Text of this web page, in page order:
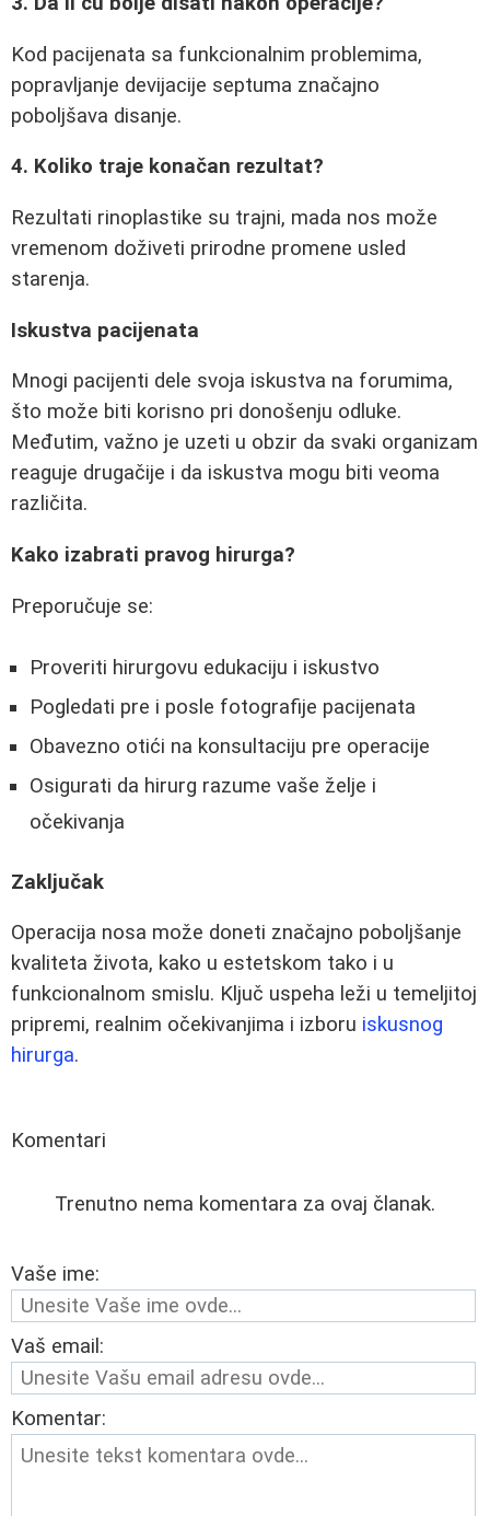
Kod pacijenata sa funkcionalnim problemima,
popravljanje devijacije septuma značajno
poboljšava disanje.
4. Koliko traje konačan rezultat?
Rezultati rinoplastike su trajni, mada nos može
vremenom doživeti prirodne promene usled
starenja.
Iskustva pacijenata
Mnogi pacijenti dele svoja iskustva na forumima,
što može biti korisno pri donošenju odluke.
Međutim, važno je uzeti u obzir da svaki organizam
reaguje drugačije i da iskustva mogu biti veoma
različita.
Kako izabrati pravog hirurga?
Preporučuje se:
Proveriti hirurgovu edukaciju i iskustvo
Pogledati pre i posle fotografije pacijenata
Obavezno otići na konsultaciju pre operacije
Osigurati da hirurg razume vaše želje i
očekivanja
Zaključak
Operacija nosa može doneti značajno poboljšanje
kvaliteta života, kako u estetskom tako i u
funkcionalnom smislu. Ključ uspeha leži u temeljitoj
pripremi, realnim očekivanjima i izboru iskusnog
hirurga.
Komentari
Trenutno nema komentara za ovaj članak.
Vaše ime:
Vaš email:
Komentar: